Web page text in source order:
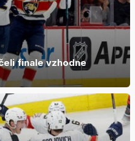
finale vzhodne